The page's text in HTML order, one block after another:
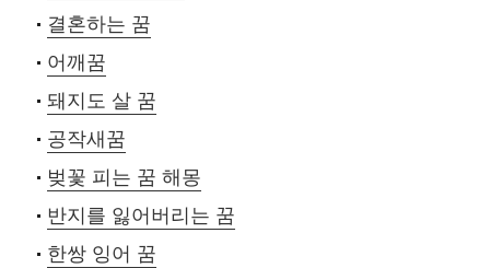
결혼하는 꿈
어깨꿈
돼지도 살 꿈
공작새꿈
벚꽃 피는 꿈 해몽
반지를 잃어버리는 꿈
한쌍 잉어 꿈